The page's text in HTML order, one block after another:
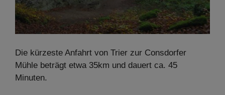
Die kürzeste Anfahrt von Trier zur Consdorfer
Mühle beträgt etwa 35km und dauert ca. 45
Minuten.